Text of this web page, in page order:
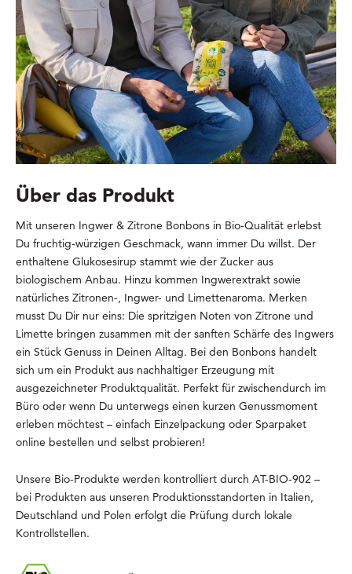
Über das Produkt
Mit unseren Ingwer & Zitrone Bonbons in Bio-Qualität erlebst
Du fruchtig-würzigen Geschmack, wann immer Du willst. Der
enthaltene Glukosesirup stammt wie der Zucker aus
biologischem Anbau. Hinzu kommen Ingwerextrakt sowie
natürliches Zitronen-, Ingwer- und Limettenaroma. Merken
musst Du Dir nur eins: Die spritzigen Noten von Zitrone und
Limette bringen zusammen mit der sanften Schärfe des Ingwers
ein Stück Genuss in Deinen Alltag. Bei den Bonbons handelt
sich um ein Produkt aus nachhaltiger Erzeugung mit
ausgezeichneter Produktqualität. Perfekt für zwischendurch im
Büro oder wenn Du unterwegs einen kurzen Genussmoment
erleben möchtest – einfach Einzelpackung oder Sparpaket
online bestellen und selbst probieren!
Unsere Bio-Produkte werden kontrolliert durch AT-BIO-902 –
bei Produkten aus unseren Produktionsstandorten in Italien,
Deutschland und Polen erfolgt die Prüfung durch lokale
Kontrollstellen.